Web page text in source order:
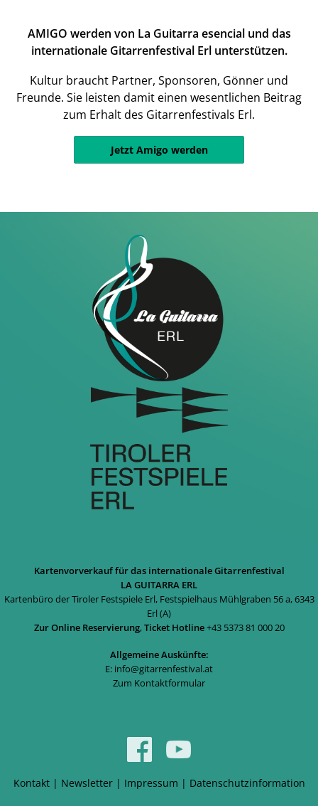
AMIGO werden von La Guitarra esencial und das
internationale Gitarrenfestival Erl unterstützen.
Kultur braucht Partner, Sponsoren, Gönner und
Freunde. Sie leisten damit einen wesentlichen Beitrag
zum Erhalt des Gitarrenfestivals Erl.
Jetzt Amigo werden
Kartenvorverkauf für das internationale Gitarrenfestival
LA GUITARRA ERL
Kartenbüro der Tiroler Festspiele Erl, Festspielhaus Mühlgraben 56 a, 6343
Erl (A)
Zur Online Reservierung,Ticket Hotline+43 5373 81 000 20
Allgemeine Auskünfte:
E: info@gitarrenfestival.at
Zum Kontaktformular
Kontakt| Newsletter| Impressum | Datenschutzinformation